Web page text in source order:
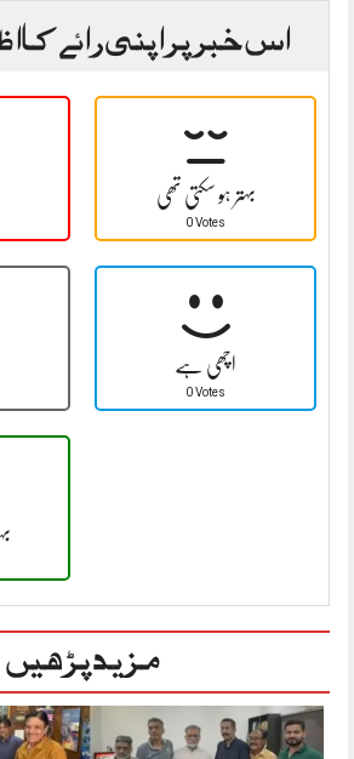
اس خبر پر اپنی رائے کا
بہتر ہو سکتی تھی
0 Votes
اچھی ہے
0 Votes
مزید پڑھیں